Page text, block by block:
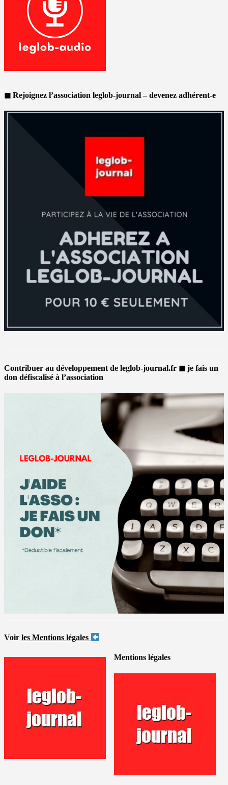
◼ Rejoignez l’association leglob-journal – devenez adhérent-e
Contribuer au développement de leglob-journal.fr ◼ je fais un
don défiscalisé à l’association
Voir les Mentions légales
Mentions légales